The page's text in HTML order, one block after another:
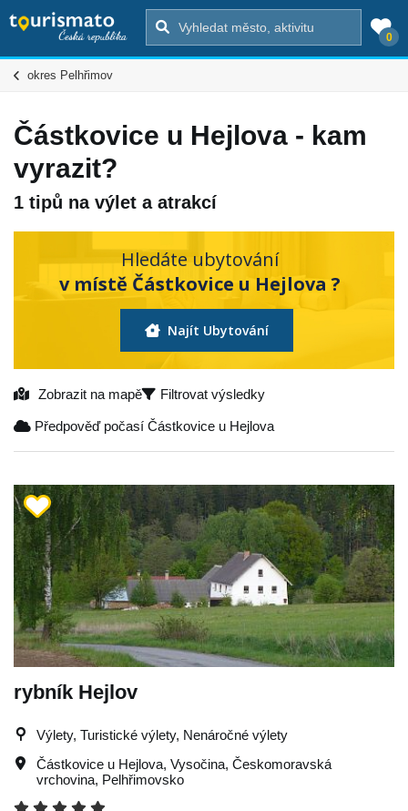
0
okres Pelhřimov
Částkovice u Hejlova - kam
vyrazit?
1 tipů na výlet a atrakcí
Hledáte ubytování
v místě Částkovice u Hejlova ?
Najít Ubytování
Zobrazit na mapě Filtrovat výsledky
Předpověď počasí Částkovice u Hejlova
rybník Hejlov
Výlety, Turistické výlety, Nenáročné výlety
Částkovice u Hejlova, Vysočina, Českomoravská
vrchovina, Pelhřimovsko